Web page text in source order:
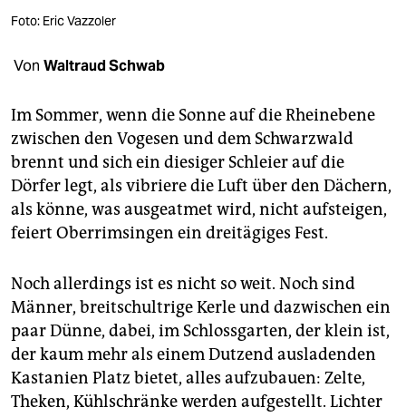
shop
fragen & hilfe
unterstützen
abo
genossenschaft
Foto: Eric Vazzoler
Von Waltraud Schwab
Im Sommer, wenn die Sonne auf die Rheinebene
zwischen den Vogesen und dem Schwarzwald
brennt und sich ein diesiger Schleier auf die
Dörfer legt, als vibriere die Luft über den Dächern,
als könne, was ausgeatmet wird, nicht aufsteigen,
feiert Oberrimsingen ein dreitägiges Fest.
Noch allerdings ist es nicht so weit. Noch sind
Männer, breitschultrige Kerle und dazwischen ein
paar Dünne, dabei, im Schlossgarten, der klein ist,
der kaum mehr als einem Dutzend ausladenden
Kastanien Platz bietet, alles aufzubauen: Zelte,
Theken, Kühlschränke werden aufgestellt. Lichter